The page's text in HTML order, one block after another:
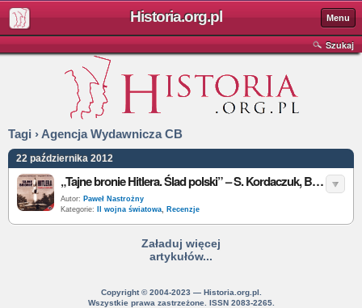
Historia.org.pl Menu
Szukaj
Tagi › Agencja Wydawnicza CB
22 października 2012
„Tajne bronie Hitlera. Ślad polski” – S. Kordaczuk, B. Wróbel – recenzja
Autor: Paweł Nastrożny
Kategorie:
II wojna światowa, Recenzje
Załaduj więcej
artykułów...
Copyright © 2004-2023 — Historia.org.pl.
Wszystkie prawa zastrzeżone. ISSN 2083-2265.